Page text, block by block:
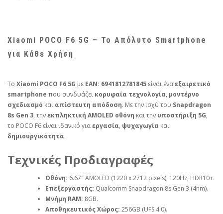
Xiaomi POCO F6 5G – Το Απόλυτο Smartphone
για Κάθε Χρήση
Το Xiaomi POCO F6 5G με EAN: 6941812781845 είναι έναεξαιρετικό
smartphone που συνδυάζει κορυφαία τεχνολογία, μοντέρνο
σχεδιασμό και απίστευτη απόδοση. Με την ισχύ του Snapdragon
8s Gen 3, τηνεκπληκτική AMOLED οθόνη και την υποστήριξη 5G,
το POCO F6 είναι ιδανικό γιαεργασία, ψυχαγωγία και
δημιουργικότητα.
Τεχνικές Προδιαγραφές
Οθόνη: 6.67″ AMOLED (1220 x 2712 pixels), 120Hz, HDR10+.
Επεξεργαστής: Qualcomm Snapdragon 8s Gen 3 (4nm).
Μνήμη RAM: 8GB.
Αποθηκευτικός Χώρος: 256GB (UFS 4.0).